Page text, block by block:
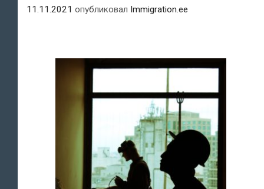
11.11.2021 опубликовал Immigration.ee